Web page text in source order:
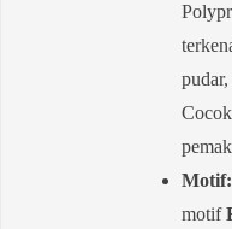
Motif:
motif